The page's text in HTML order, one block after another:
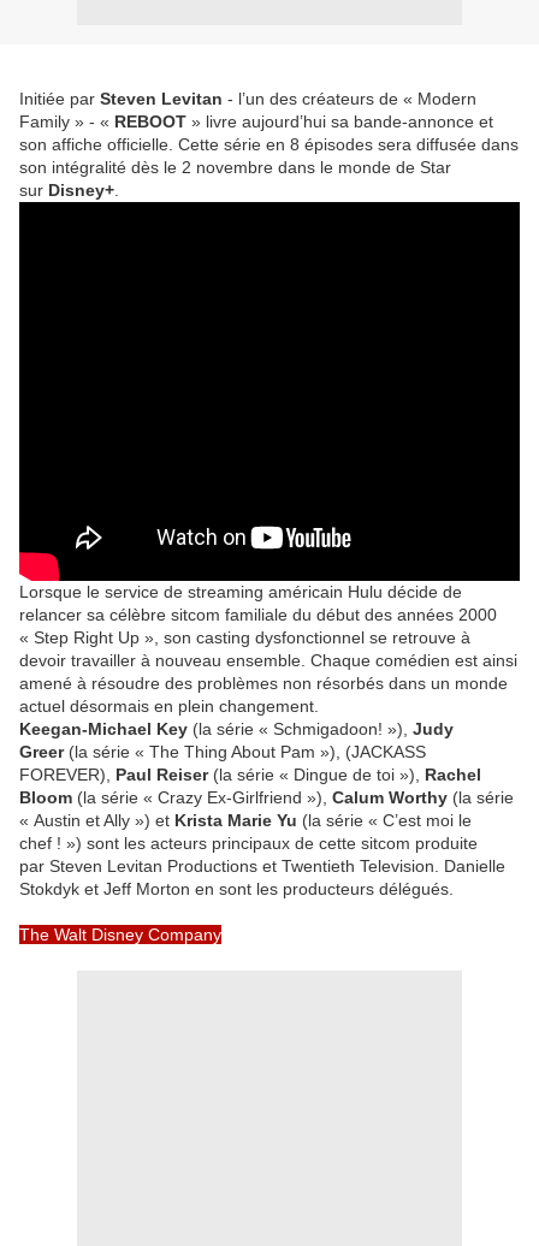
Initiée par Steven Levitan - l’un des créateurs de « Modern
Family » - « REBOOT » livre aujourd’hui sa bande-annonce et
son affiche officielle. Cette série en 8 épisodes sera diffusée dans
son intégralité dès le 2 novembre dans le monde de Star
sur Disney+
Lorsque le service de streaming américain Hulu décide de
relancer sa célèbre sitcom familiale du début des années 2000
« Step Right Up », son casting dysfonctionnel se retrouve à
devoir travailler à nouveau ensemble. Chaque comédien est ainsi
amené à résoudre des problèmes non résorbés dans un monde
actuel désormais en plein changement.
Keegan-Michael Key (la série « Schmigadoon! »), Judy
Greer(la série « The Thing About Pam »), (JACKASS
FOREVER), Paul Reiser(la série « Dingue de toi »), Rachel
Bloom (la série « Crazy Ex-Girlfriend »), Calum Worthy (la série
« Austin et Ally ») et Krista Marie Yu (la série « C’est moi le
chef ! ») sont les acteurs principaux de cette sitcom produite
par Steven Levitan Productions et Twentieth Television. Danielle
Stokdyk et Jeff Morton en sont les producteurs délégués.
The Walt Disney Company